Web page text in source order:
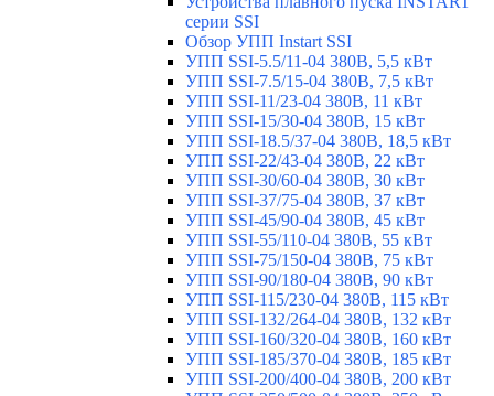
серии SSI
Обзор УПП Instart SSI
УПП SSI-5.5/11-04 380В, 5,5 кВт
УПП SSI-7.5/15-04 380В, 7,5 кВт
УПП SSI-11/23-04 380В, 11 кВт
УПП SSI-15/30-04 380В, 15 кВт
УПП SSI-18.5/37-04 380В, 18,5 кВт
УПП SSI-22/43-04 380В, 22 кВт
УПП SSI-30/60-04 380В, 30 кВт
УПП SSI-37/75-04 380В, 37 кВт
УПП SSI-45/90-04 380В, 45 кВт
УПП SSI-55/110-04 380В, 55 кВт
УПП SSI-75/150-04 380В, 75 кВт
УПП SSI-90/180-04 380В, 90 кВт
УПП SSI-115/230-04 380В, 115 кВт
УПП SSI-132/264-04 380В, 132 кВт
УПП SSI-160/320-04 380В, 160 кВт
УПП SSI-185/370-04 380В, 185 кВт
УПП SSI-200/400-04 380В, 200 кВт